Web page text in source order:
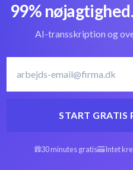
Konvertér GSM til
tekst
Lettisk
Arabisk GSM til
99% nøjagtighed.
AI-transskription og
START GRATIS
30 minutes gratis Intet